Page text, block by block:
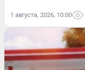
1 августа, 2026, 10:00